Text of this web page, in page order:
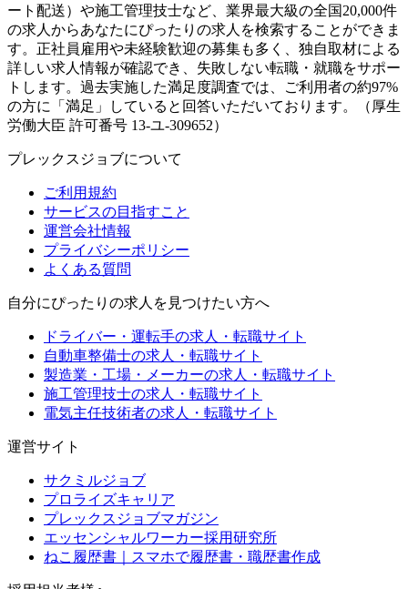
ート配送）や施工管理技士など、業界最大級の全国20,000件
の求人からあなたにぴったりの求人を検索することができま
す。正社員雇用や未経験歓迎の募集も多く、独自取材による
詳しい求人情報が確認でき、失敗しない転職・就職をサポー
トします。過去実施した満足度調査では、ご利用者の約97%
の方に「満足」していると回答いただいております。（厚生
労働大臣 許可番号 13-ユ-309652）
プレックスジョブについて
ご利用規約
サービスの目指すこと
運営会社情報
プライバシーポリシー
よくある質問
自分にぴったりの求人を見つけたい方へ
ドライバー・運転手の求人・転職サイト
自動車整備士の求人・転職サイト
製造業・工場・メーカーの求人・転職サイト
施工管理技士の求人・転職サイト
電気主任技術者の求人・転職サイト
運営サイト
サクミルジョブ
プロライズキャリア
プレックスジョブマガジン
エッセンシャルワーカー採用研究所
ねこ履歴書｜スマホで履歴書・職歴書作成